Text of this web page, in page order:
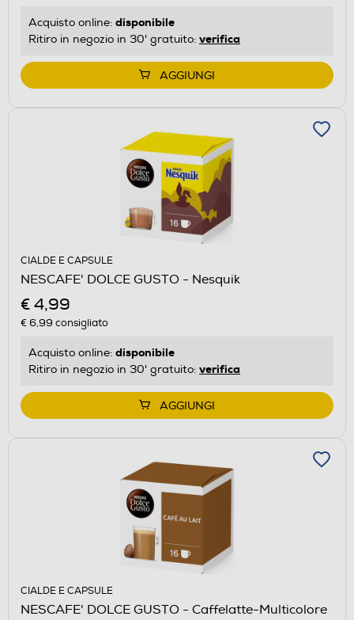
Acquisto online: disponibile
Ritiro in negozio in 30' gratuito: verifica
AGGIUNGI
CIALDE E CAPSULE
NESCAFE' DOLCE GUSTO - Nesquik
€ 4,99
€ 6,99 consigliato
Acquisto online: disponibile
Ritiro in negozio in 30' gratuito: verifica
AGGIUNGI
CIALDE E CAPSULE
NESCAFE' DOLCE GUSTO - Caffelatte-Multicolore